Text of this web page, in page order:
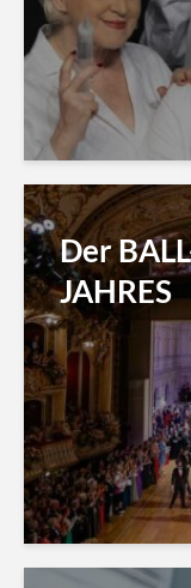
Der
JAHRES